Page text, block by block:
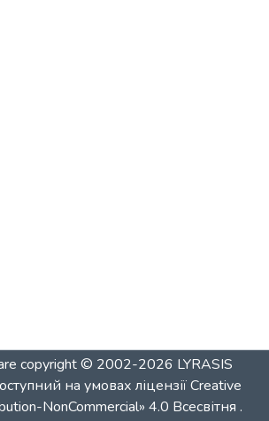
copyright © 2002-2026 LYRASIS
на умовах ліцензіїCreative
NonCommercial» 4.0 Всесвітня .